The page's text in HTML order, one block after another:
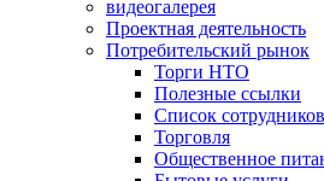
видеогалерея
Проектная деятельность
Потребительский рынок
Торги НТО
Полезные ссылки
Список сотрудников
Торговля
Общественное